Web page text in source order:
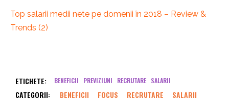
Top salarii medii nete pe domenii în 2018 – Review &
Trends (2)
ETICHETE: BENEFICII PREVIZIUNI RECRUTARE SALARII
CATEGORII: BENEFICII FOCUS RECRUTARE SALARII